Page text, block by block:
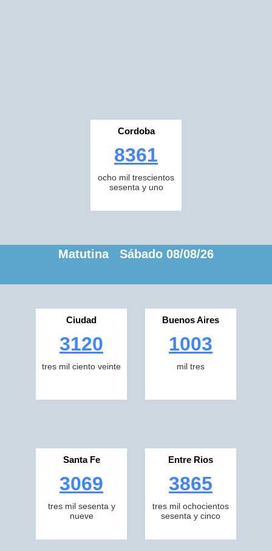
Cordoba
8361
ocho mil trescientos
sesenta y uno
Matutina Sábado 08/08/26
Ciudad
3120
tres mil ciento veinte
Buenos Aires
1003
mil tres
Santa Fe
3069
tres mil sesenta y
nueve
Entre Rios
3865
tres mil ochocientos
sesenta y cinco